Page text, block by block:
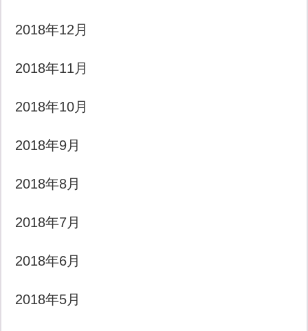
2018年12月
2018年11月
2018年10月
2018年9月
2018年8月
2018年7月
2018年6月
2018年5月